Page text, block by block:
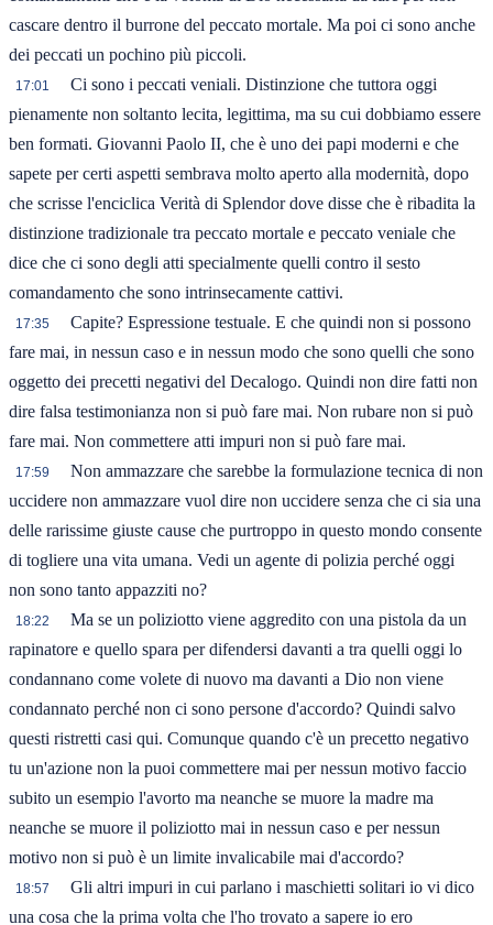
cascare dentro il burrone del peccato mortale. Ma poi ci sono anche
dei peccati un pochino più piccoli.
17:01
Ci sono i peccati veniali. Distinzione che tuttora oggi
pienamente non soltanto lecita, legittima, ma su cui dobbiamo essere
ben formati. Giovanni Paolo II, che è uno dei papi moderni e che
sapete per certi aspetti sembrava molto aperto alla modernità, dopo
che scrisse l'enciclica Verità di Splendor dove disse che è ribadita la
distinzione tradizionale tra peccato mortale e peccato veniale che
dice che ci sono degli atti specialmente quelli contro il sesto
comandamento che sono intrinsecamente cattivi.
17:35
Capite? Espressione testuale. E che quindi non si possono
fare mai, in nessun caso e in nessun modo che sono quelli che sono
oggetto dei precetti negativi del Decalogo. Quindi non dire fatti non
dire falsa testimonianza non si può fare mai. Non rubare non si può
fare mai. Non commettere atti impuri non si può fare mai.
17:59
Non ammazzare che sarebbe la formulazione tecnica di non
uccidere non ammazzare vuol dire non uccidere senza che ci sia una
delle rarissime giuste cause che purtroppo in questo mondo consente
di togliere una vita umana. Vedi un agente di polizia perché oggi
non sono tanto appazziti no?
18:22
Ma se un poliziotto viene aggredito con una pistola da un
rapinatore e quello spara per difendersi davanti a tra quelli oggi lo
condannano come volete di nuovo ma davanti a Dio non viene
condannato perché non ci sono persone d'accordo? Quindi salvo
questi ristretti casi qui. Comunque quando c'è un precetto negativo
tu un'azione non la puoi commettere mai per nessun motivo faccio
subito un esempio l'avorto ma neanche se muore la madre ma
neanche se muore il poliziotto mai in nessun caso e per nessun
motivo non si può è un limite invalicabile mai d'accordo?
18:57
Gli altri impuri in cui parlano i maschietti solitari io vi dico
una cosa che la prima volta che l'ho trovato a sapere io ero